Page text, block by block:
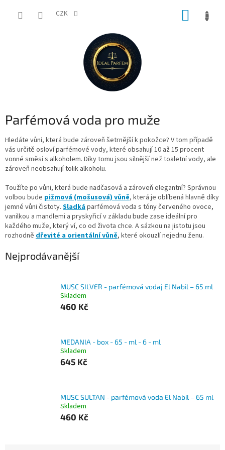
CZK
Parfémová voda pro muže
Hledáte vůni, která bude zároveň šetrnější k pokožce? V tom případě
vás určitě osloví parfémové vody, které obsahují 10 až 15 procent
vonné směsi s alkoholem. Díky tomu jsou silnější než toaletní vody, ale
zároveň neobsahují tolik alkoholu.
Toužíte po vůni, která bude nadčasová a zároveň elegantní? Správnou
volbou bude pižmová (mošusová) vůně, která je oblíbená hlavně díky
jemné vůni čistoty. Sladkáparfémová voda s tóny červeného ovoce,
vanilkou a mandlemi a pryskyřicí v základu bude zase ideální pro
každého muže, který ví, co od života chce. A sázkou na jistotu jsou
rozhodně dřevité a orientální vůně, které okouzlí nejednu ženu.
Nejprodávanější
MUSC SILVER - parfémová vodaj El Nabil – 65 ml
Skladem
460 Kč
MEDANIA - box - 65 - ml - 6 - ml
Skladem
645 Kč
MUSC SULTAN - parfémová voda El Nabil – 65 ml
Skladem
460 Kč